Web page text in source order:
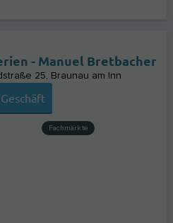
- Manuel Bretbacher
25 Braunau am Inn
Fachmärkte